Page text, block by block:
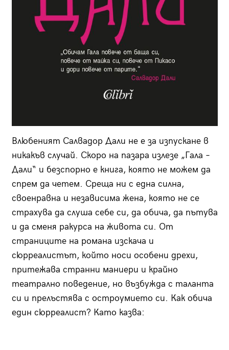
Влюбеният Салвадор Дали не е за изпускане в
никакъв случай. Скоро на пазара излезе „Гала –
Дали“ и безспорно е книга, която не можем да
спрем да четем. Среща ни с една силна,
своенравна и независима жена, която не се
страхува да слуша себе си, да обича, да пътува
и да сменя ракурса на живота си. От
страниците на романа изскача и
сюрреалистът, който носи особени дрехи,
притежава странни маниери и крайно
театрално поведение, но възбужда с таланта
си и прелъстява с остроумието си. Как обича
един сюрреалист? Като казва: